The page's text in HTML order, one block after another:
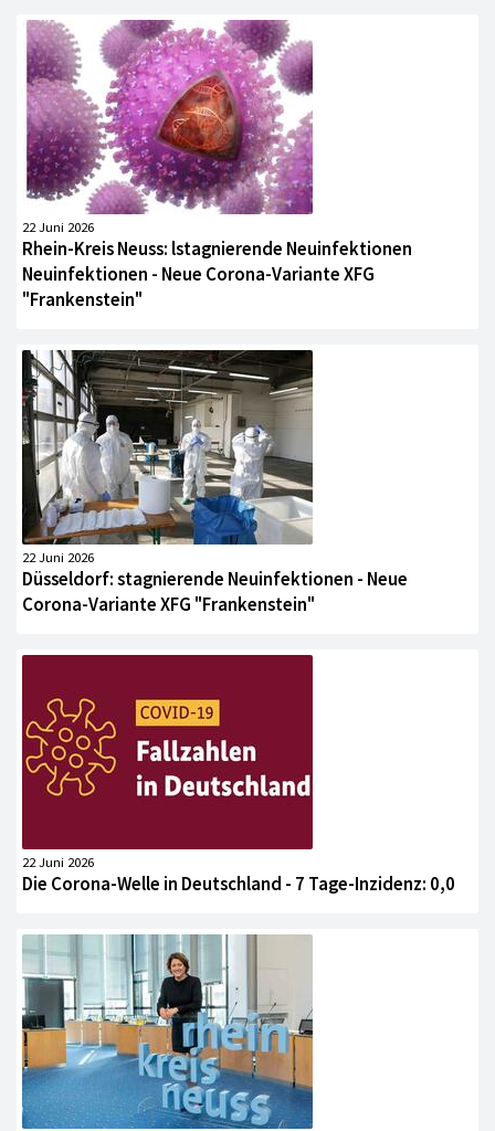
22 Juni 2026
Rhein-Kreis Neuss: lstagnierende Neuinfektionen
Neuinfektionen - Neue Corona-Variante XFG
"Frankenstein"
22 Juni 2026
Düsseldorf: stagnierende Neuinfektionen - Neue
Corona-Variante XFG "Frankenstein"
22 Juni 2026
Die Corona-Welle in Deutschland - 7 Tage-Inzidenz: 0,0